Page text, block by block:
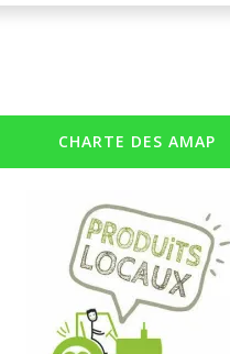
CHARTE DES AMAP